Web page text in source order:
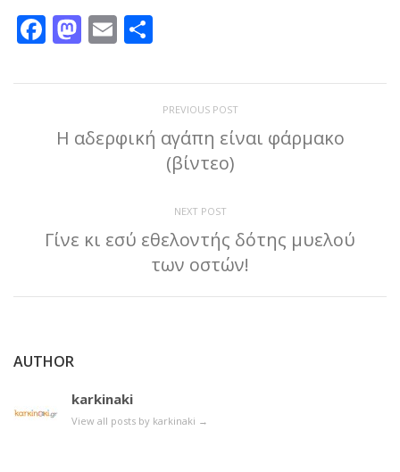
Facebook
Mastodon
Email
PREVIOUS POST
Η αδερφική αγάπη είναι φάρμακο
(βίντεο)
NEXT POST
Γίνε κι εσύ εθελοντής δότης μυελού
των οστών!
AUTHOR
karkinaki
View all posts by karkinaki →